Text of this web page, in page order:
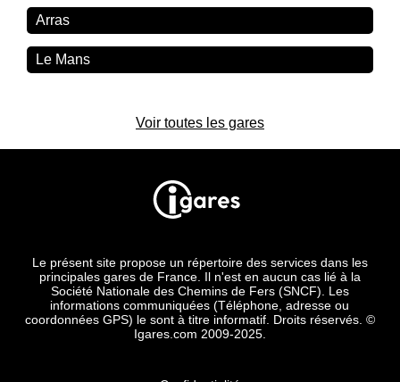
Arras
Le Mans
Voir toutes les gares
Le présent site propose un répertoire des services dans les
principales gares de France. Il n'est en aucun cas lié à la
Société Nationale des Chemins de Fers (SNCF). Les
informations communiquées (Téléphone, adresse ou
coordonnées GPS) le sont à titre informatif. Droits réservés. ©
Igares.com 2009-2025.